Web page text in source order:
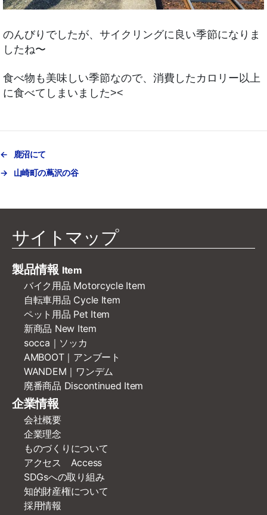
のんびりでしたが、サイクリングに良い季節になりま
したね〜
食べ物も美味しい季節なので、消費したカロリー以上
に食べてしまいました><
←
鹿沼にて
→
山崎町の蔦沢の谷
サイトマップ
製品情報 Item
バイク用品 Motorcycle Item
自転車用品 Cycle Item
ペット用品 Pet Item
新商品 New Item
socca｜ソッカ
AMBOOT｜アンブート
WANDEM｜ワンデム
廃番商品 Discontinued Item
企業情報
会社概要
企業理念
ものづくりについて
アクセス Access
SDGsへの取り組み
知的財産権について
採用情報